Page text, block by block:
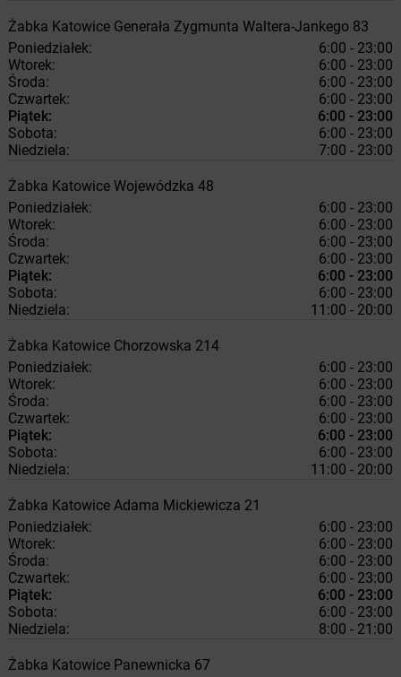
Żabka Katowice Generała Zygmunta Waltera-Jankego 83
Poniedziałek:
6:00 - 23:00
Wtorek:
6:00 - 23:00
Środa:
6:00 - 23:00
Czwartek:
6:00 - 23:00
Piątek:
6:00 - 23:00
Sobota:
6:00 - 23:00
Niedziela:
7:00 - 23:00
Żabka Katowice Wojewódzka 48
Poniedziałek:
6:00 - 23:00
Wtorek:
6:00 - 23:00
Środa:
6:00 - 23:00
Czwartek:
6:00 - 23:00
Piątek:
6:00 - 23:00
Sobota:
6:00 - 23:00
Niedziela:
11:00 - 20:00
Żabka Katowice Chorzowska 214
Poniedziałek:
6:00 - 23:00
Wtorek:
6:00 - 23:00
Środa:
6:00 - 23:00
Czwartek:
6:00 - 23:00
Piątek:
6:00 - 23:00
Sobota:
6:00 - 23:00
Niedziela:
11:00 - 20:00
Żabka Katowice Adama Mickiewicza 21
Poniedziałek:
6:00 - 23:00
Wtorek:
6:00 - 23:00
Środa:
6:00 - 23:00
Czwartek:
6:00 - 23:00
Piątek:
6:00 - 23:00
Sobota:
6:00 - 23:00
Niedziela:
8:00 - 21:00
Żabka Katowice Panewnicka 67